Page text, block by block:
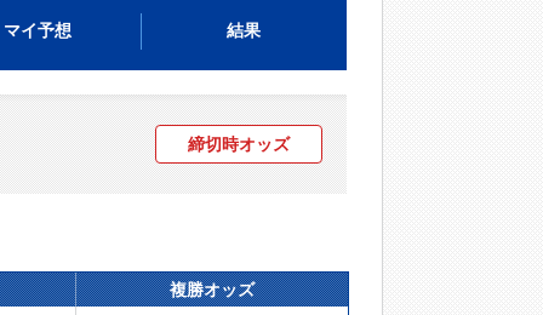
マイ予想 結果
締切時オッズ
複勝オッズ